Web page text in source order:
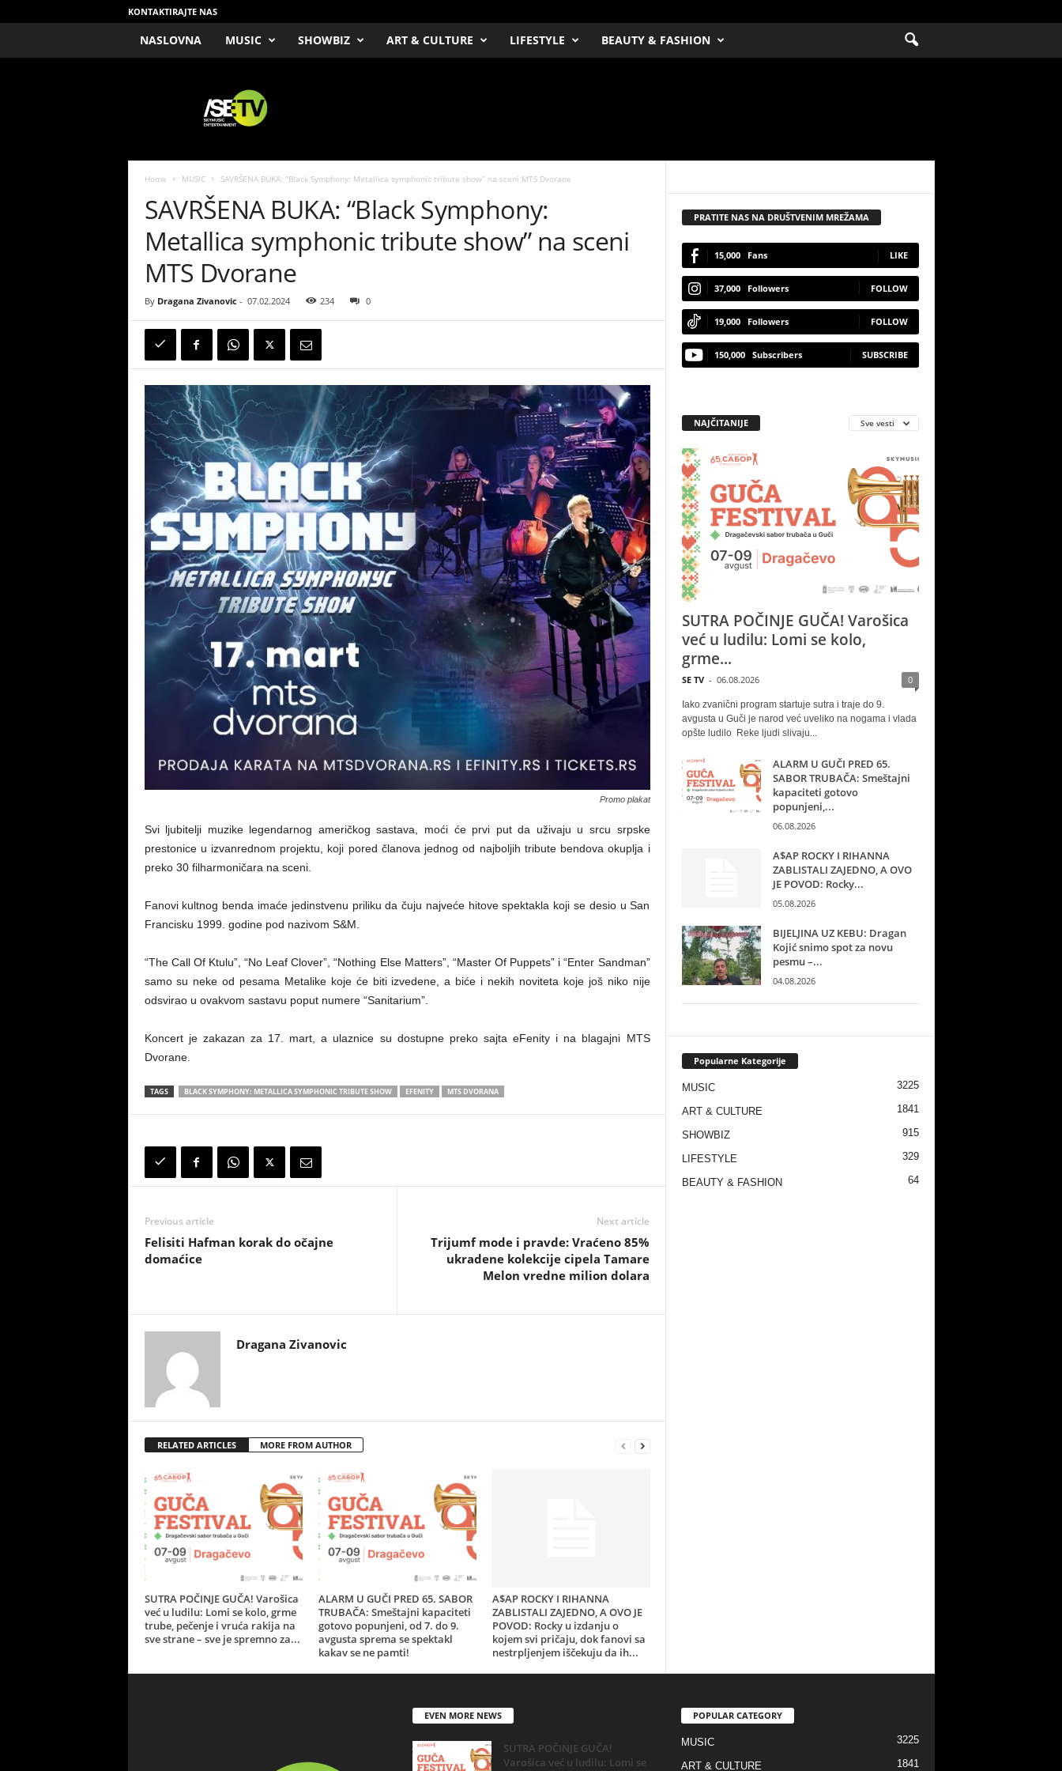
KONTAKTIRAJTE NAS
NASLOVNA MUSIC SHOWBIZ ART & CULTURE LIFESTYLE BEAUTY & FASHION
Home MUSIC SAVRŠENA BUKA: “Black Symphony: Metallica symphonic tribute show” na sceni MTS Dvorane
SAVRŠENA BUKA: “Black Symphony:
Metallica symphonic tribute show” na sceni
MTS Dvorane
By Dragana Zivanovic- 07.02.2024 234 0
Promo plakat
Svi ljubitelji muzike legendarnog američkog sastava, moći će prvi put da uživaju u srcu srpske
prestonice u izvanrednom projektu, koji pored članova jednog od najboljih tribute bendova okuplja i
preko 30 filharmoničara na sceni.
Fanovi kultnog benda imaće jedinstvenu priliku da čuju najveće hitove spektakla koji se desio u San
Francisku 1999. godine pod nazivom S&M.
“The Call Of Ktulu”, “No Leaf Clover”, “Nothing Else Matters”, “Master Of Puppets” i “Enter Sandman”
samo su neke od pesama Metalike koje će biti izvedene, a biće i nekih noviteta koje još niko nije
odsvirao u ovakvom sastavu poput numere “Sanitarium”.
Koncert je zakazan za 17. mart, a ulaznice su dostupne preko sajta eFenity i na blagajni MTS
Dvorane.
TAGS BLACK SYMPHONY: METALLICA SYMPHONIC TRIBUTE SHOW EFENITY MTS DVORANA
Previous article
Felisiti Hafman korak do očajne
domaćice
Next article
Trijumf mode i pravde: Vraćeno 85%
ukradene kolekcije cipela Tamare
Melon vredne milion dolara
Dragana Zivanovic
RELATED ARTICLES MORE FROM AUTHOR
SUTRA POČINJE GUČA! Varošica
već u ludilu: Lomi se kolo, grme
trube, pečenje i vruća rakija na
sve strane – sve je spremno za...
ALARM U GUČI PRED 65. SABOR
TRUBAČA: Smeštajni kapaciteti
gotovo popunjeni, od 7. do 9.
avgusta sprema se spektakl
kakav se ne pamti!
A$AP ROCKY I RIHANNA
ZABLISTALI ZAJEDNO, A OVO JE
POVOD: Rocky u izdanju o
kojem svi pričaju, dok fanovi sa
nestrpljenjem iščekuju da ih...
PRATITE NAS NA DRUŠTVENIM MREŽAMA
15,000 Fans LIKE
37,000 Followers FOLLOW
19,000 Followers FOLLOW
150,000 Subscribers SUBSCRIBE
NAJČITANIJE Sve vesti
SUTRA POČINJE GUČA! Varošica
već u ludilu: Lomi se kolo,
grme...
SE TV - 06.08.2026 0
Iako zvanični program startuje sutra i traje do 9.
avgusta u Guči je narod već uveliko na nogama i vlada
opšte ludilo Reke ljudi slivaju...
ALARM U GUČI PRED 65.
SABOR TRUBAČA: Smeštajni
kapaciteti gotovo
popunjeni,...
06.08.2026
A$AP ROCKY I RIHANNA
ZABLISTALI ZAJEDNO, A OVO
JE POVOD: Rocky...
05.08.2026
BIJELJINA UZ KEBU: Dragan
Kojić snimo spot za novu
pesmu –...
04.08.2026
Popularne Kategorije
MUSIC 3225
ART & CULTURE 1841
SHOWBIZ 915
LIFESTYLE 329
BEAUTY & FASHION 64
EVEN MORE NEWS
SUTRA POČINJE GUČA!
Varošica već u ludilu: Lomi se
POPULAR CATEGORY
MUSIC 3225
ART & CULTURE 1841